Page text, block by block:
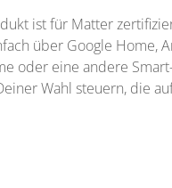
ist für Matter
über Google Home,
oder eine andere
Wahl steuern, die